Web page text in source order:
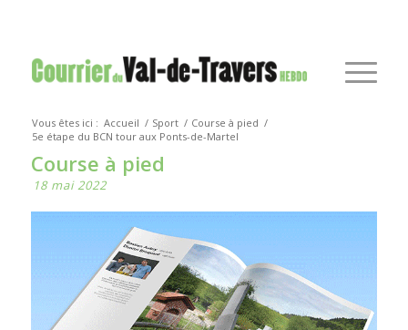
Vous êtes ici : Accueil / Sport / Course à pied /
5e étape du BCN tour aux Ponts-de-Martel
Course à pied
18 mai 2022